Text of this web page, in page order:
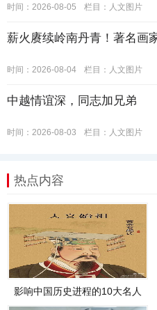
时间：2026-08-05 栏目： 人文图片
薪火赓续岭南丹青！著名画
时间：2026-08-04 栏目： 人文图片
中越情谊深，同志加兄弟
时间：2026-08-03 栏目： 人文图片
热点内容
影响中国历史进程的10大名人